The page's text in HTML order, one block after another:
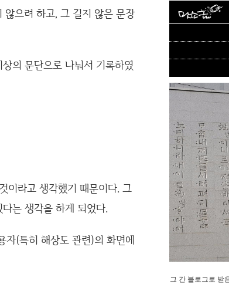
않으려 하고, 그 길지 않은 문장
의 문단으로 나눠서 기록하였
이라고 생각했기 때문이다. 그
는 생각을 하게 되었다.
자(특히 해상도 관련)의 화면에
그 간 블로그로 받